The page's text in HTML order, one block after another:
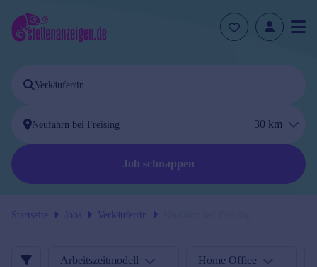
30 km
Job schnappen
Startseite Jobs Verkäufer/in
Arbeitszeitmodell Home Office